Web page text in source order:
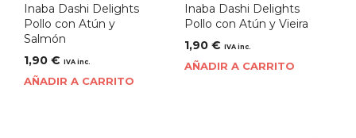
Inaba Dashi Delights
Pollo con Atún y
Salmón
1,90 € IVA inc.
AÑADIR A CARRITO
Inaba Dashi Delights
Pollo con Atún y Vieira
1,90 € IVA inc.
AÑADIR A CARRITO